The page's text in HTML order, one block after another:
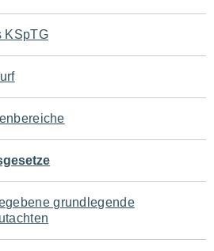
KSpTG
grundlegende